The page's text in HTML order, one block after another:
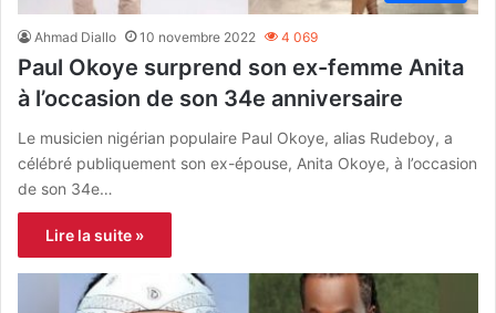
Ahmad Diallo 10 novembre 2022 4 069
Paul Okoye surprend son ex-femme Anita
à l’occasion de son 34e anniversaire
Le musicien nigérian populaire Paul Okoye, alias Rudeboy, a
célébré publiquement son ex-épouse, Anita Okoye, à l’occasion
de son 34e…
Lire la suite »